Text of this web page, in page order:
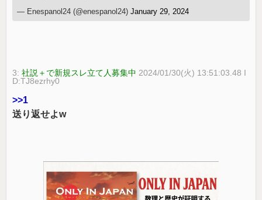
— Enespanol24 (@enespanol24)January 29, 2024
3:社説＋で新規スレ立て人募集中 2024/01/30(火) 13:51:03.48 I
D:TJ8ezrhy0
>>1
送り返せよw